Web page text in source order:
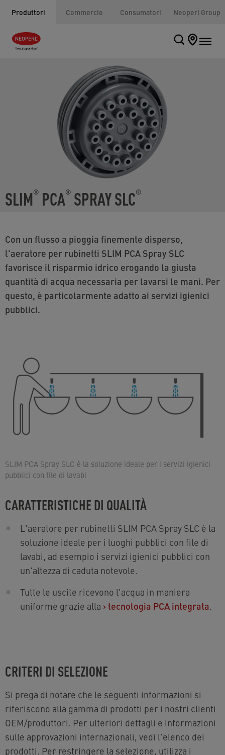
Produttori Commercio Consumatori Neoperl Group
SLIM® PCA® SPRAY SLC®
Con un flusso a pioggia finemente disperso,
l'aeratore per rubinetti SLIM PCA Spray SLC
favorisce il risparmio idrico erogando la giusta
quantità di acqua necessaria per lavarsi le mani. Per
questo, è particolarmente adatto ai servizi igienici
pubblici.
SLIM PCA Spray SLC è la soluzione ideale per i servizi igienici
pubblici con file di lavabi
CARATTERISTICHE DI QUALITÀ
L'aeratore per rubinetti SLIM PCA Spray SLC è la
soluzione ideale per i luoghi pubblici con file di
lavabi, ad esempio i servizi igienici pubblici con
un'altezza di caduta notevole.
Tutte le uscite ricevono l'acqua in maniera
uniforme grazie alla › tecnologia PCA integrata.
CRITERI DI SELEZIONE
Si prega di notare che le seguenti informazioni si
riferiscono alla gamma di prodotti per i nostri clienti
OEM/produttori. Per ulteriori dettagli e informazioni
sulle approvazioni internazionali, vedi l'elenco dei
prodotti. Per restringere la selezione, utilizza i